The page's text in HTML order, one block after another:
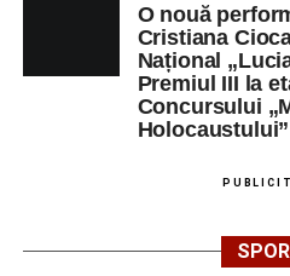
O nouă
Cristiana
Național
Premiul III la
Concursului
Holocaustului”